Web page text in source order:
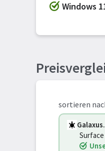
Windows
sortieren
Surface